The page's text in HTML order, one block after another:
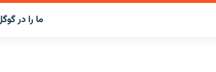
ما را در